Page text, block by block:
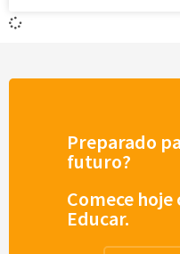
Preparado
futuro?
Comece
Educar.